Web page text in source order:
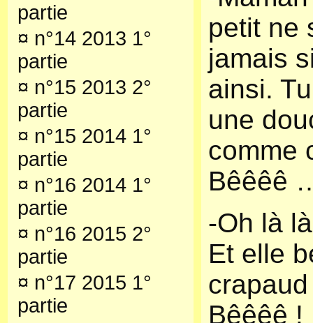
partie
¤ n°14 2013 1°
partie
¤ n°15 2013 2°
partie
¤ n°15 2014 1°
partie
¤ n°16 2014 1°
partie
¤ n°16 2015 2°
partie
¤ n°17 2015 1°
partie
petit ne
jamais
ainsi.
une
comme
Bêêêê
-Oh là
Et elle
Bêêêê